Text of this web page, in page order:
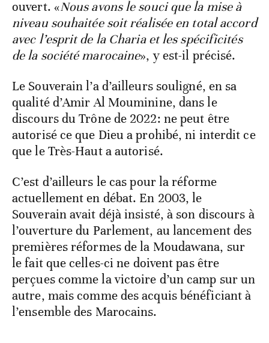
ouvert. «Nous avons le souci que la mise à
niveau souhaitée soit réalisée en total accord
avec l’esprit de la Charia et les spécificités
de la société marocaine», y est-il précisé.
Le Souverain l’a d’ailleurs souligné, en sa
qualité d’Amir Al Mouminine, dans le
discours du Trône de 2022: ne peut être
autorisé ce que Dieu a prohibé, ni interdit ce
que le Très-Haut a autorisé.
C’est d’ailleurs le cas pour la réforme
actuellement en débat. En 2003, le
Souverain avait déjà insisté, à son discours à
l’ouverture du Parlement, au lancement des
premières réformes de la Moudawana, sur
le fait que celles-ci ne doivent pas être
perçues comme la victoire d’un camp sur un
autre, mais comme des acquis bénéficiant à
l’ensemble des Marocains.